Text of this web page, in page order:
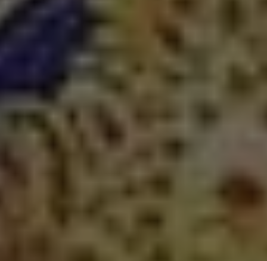
आध्यात्मिक महत्व उनके भौतिक आकार से कहीं अधिक
होता है। केरल में अयमनम की स्थिति—एक ऐसा राज्य
जिसमें हिंदू और सांस्कृतिक पूजा की समृद्ध विरासत है—यह
मंदिर पवित्र स्थलों के व्यापक परिदृश्य में आता है जिन्होंने
क्षेत्र की सांस्कृतिक पहचान को आकार दिया है।